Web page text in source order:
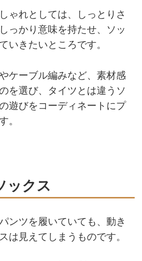
ゃれとしては、しっとりさ
っかり意味を持たせ、ソッ
いきたいところです。
ケーブル編みなど、素材感
を選び、タイツとは違うソ
遊びをコーディネートにプ
。
ックス
ンツを履いていても、動き
は見えてしまうものです。